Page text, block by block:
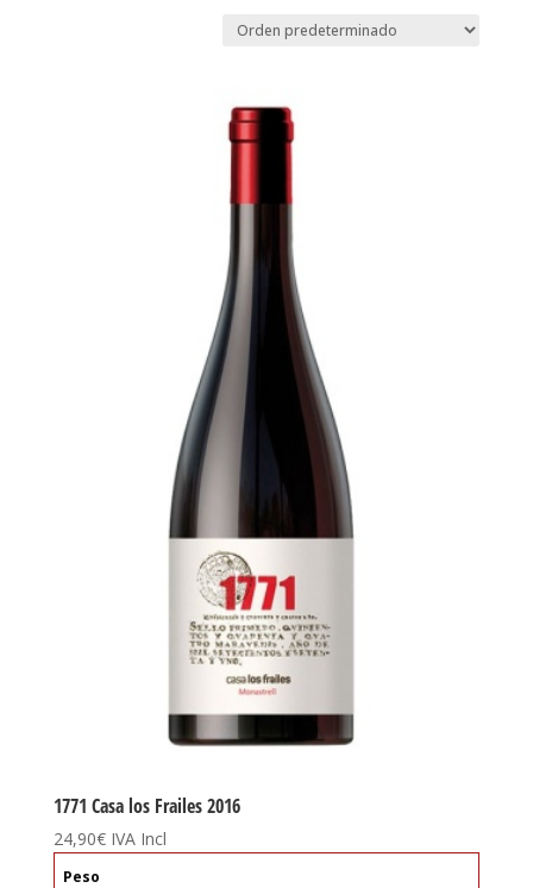
1771 Casa los Frailes 2016
24,90€ IVA Incl
Peso